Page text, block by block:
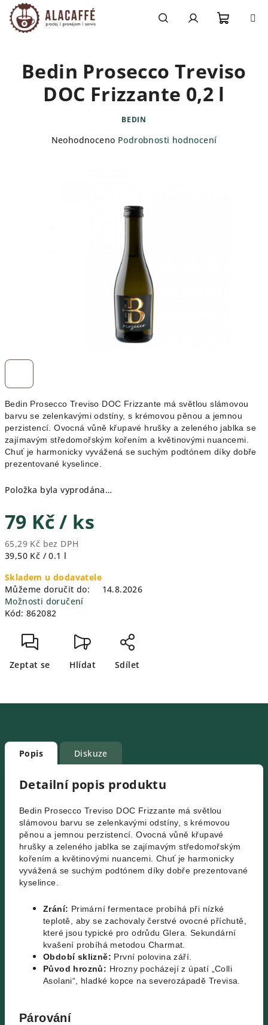
Přejít
na
obsah
košík
Bedin Prosecco Treviso DOC Frizzante má světlou slámovou
barvu se zelenkavými odstíny, s krémovou pěnou a jemnou
perzistencí. Ovocná vůně křupavé hrušky a zeleného jablka se
zajímavým středomořským kořením a květinovými nuancemi.
Chuť je harmonicky vyvážená se suchým podtónem díky dobře
prezentované kyselince.
Položka byla vyprodána…
79 Kč/ ks
65,29 Kč bez DPH
Měrná
39,50 Kč / 0.1 l
Skladem u dodavatele
Můžeme doručit do:
14.8.2026
Možnosti doručení
Kód: 862082
Zeptat se Hlídat Sdílet
Bedin Prosecco Treviso
DOC Frizzante 0,2 l
BEDIN
Průměrné
Neohodnoceno Podrobnosti hodnocení
Popis Diskuze
Detailní popis produktu
Bedin Prosecco Treviso DOC Frizzante má světlou
slámovou barvu se zelenkavými odstíny, s krémovou
pěnou a jemnou perzistencí. Ovocná vůně křupavé
hrušky a zeleného jablka se zajímavým středomořským
kořením a květinovými nuancemi. Chuť je harmonicky
vyvážená se suchým podtónem díky dobře prezentované
kyselince.
Zrání: Primární fermentace probíhá při nízké
teplotě, aby se zachovaly čerstvé ovocné příchutě,
které jsou typické pro odrůdu Glera. Sekundární
kvašení probíhá metodou Charmat.
Období sklizně: První polovina září.
Původ hroznů: Hrozny pocházejí z úpatí „Colli
Asolani“, hladké kopce na severozápadě Trevisa.
Párování